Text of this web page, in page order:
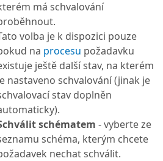
má schvalování
volba je k dispozici pouze
na procesu požadavku
ještě další stav, na kterém
nastaveno schvalování (jinak je
stav doplněn
schématem - vyberte ze
schéma, kterým chcete
nechat schválit.